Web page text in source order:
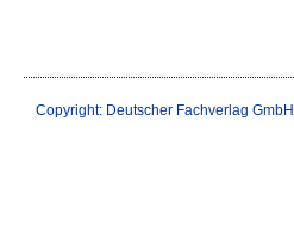
Copyright: Deutscher Fachverlag GmbH